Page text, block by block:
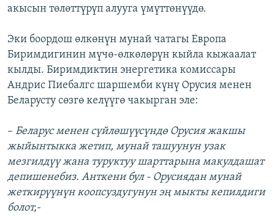
акысын төлөттүрүп алууга үмүттөнүүдө.
Эки боордош өлкөнүн мунай чатагы Европа
Биримдигинин мүчө-өлкөлөрүн кыйла кыжаалат
кылды. Биримдиктин энергетика комиссары
Андрис Пиебалгс шаршемби күнү Орусия менен
Беларусту сөзгө келүүгө чакырган эле:
– Беларус менен сүйлөшүүсүндө Орусия жакшы
жыйынтыкка жетип, мунай ташуунун узак
мезгилдүү жана туруктуу шарттарына макулдашат
депишенебиз. Анткени бул - Орусиядан мунай
жеткирүүнүн коопсуздугунун эң мыкты кепилдиги
болот,-